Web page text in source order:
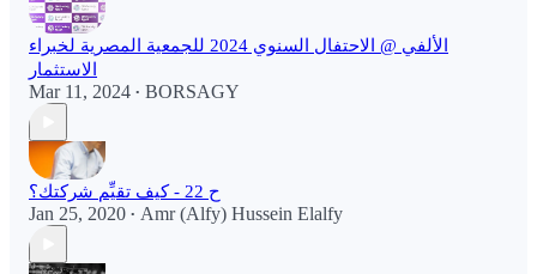
الألفي @ الاحتفال السنوي 2024 للجمعية المصرية لخبراء
الاستثمار
Mar 11, 2024 • BORSAGY
ح 22 - كيف تقيِّم شركتك؟
Jan 25, 2020 • Amr (Alfy) Hussein Elalfy